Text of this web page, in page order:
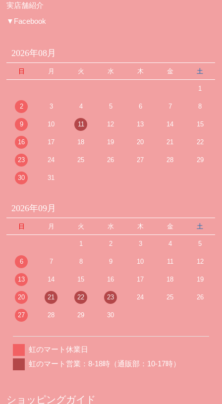
実店舗紹介
▼Facebook
2026年08月
日 月 火 水 木 金 土
1
2 3 4 5 6 7 8
9 10 11 12 13 14 15
16 17 18 19 20 21 22
23 24 25 26 27 28 29
30 31
2026年09月
日 月 火 水 木 金 土
1 2 3 4 5
6 7 8 9 10 11 12
13 14 15 16 17 18 19
20 21 22 23 24 25 26
27 28 29 30
虹のマート休業日
虹のマート営業：8-18時（通販部：10-17時）
ショッピングガイド